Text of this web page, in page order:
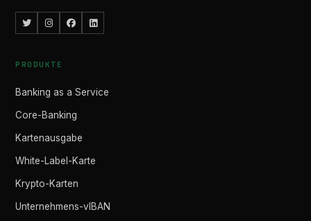
PRODUKTE
Banking as a Service
Core-Banking
Kartenausgabe
White-Label-Karte
Krypto-Karten
Unternehmens-vIBAN